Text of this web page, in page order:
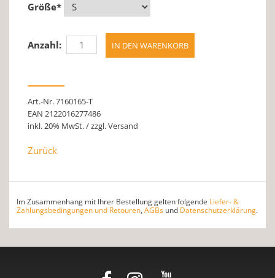
Größe*
Anzahl:
Art.-Nr. 7160165-T
EAN 2122016277486
inkl. 20% MwSt. / zzgl. Versand
Zurück
Im Zusammenhang mit Ihrer Bestellung gelten folgende Liefer- &
Zahlungsbedingungen und Retouren, AGBs und Datenschutzerklärung.